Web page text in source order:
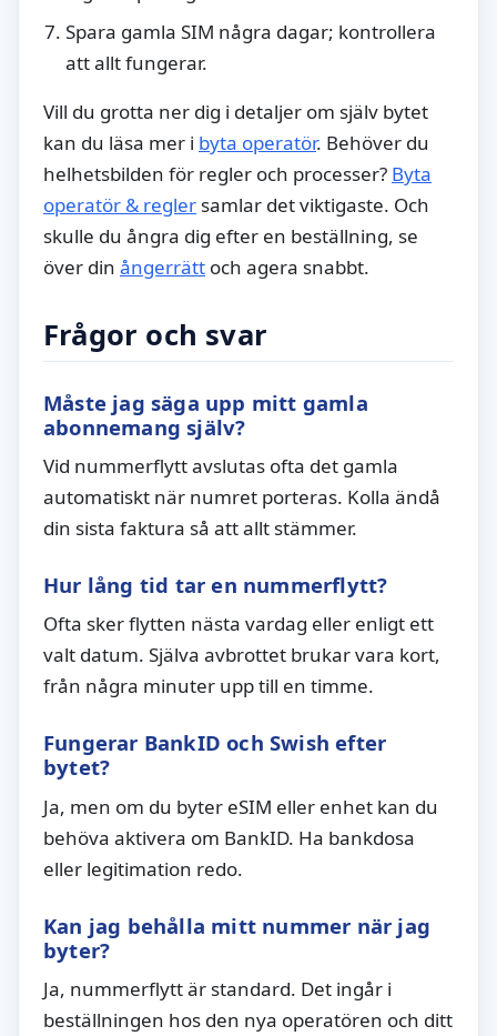
Spara gamla SIM några dagar; kontrollera
att allt fungerar.
Vill du grotta ner dig i detaljer om själv bytet
kan du läsa mer i byta operatör. Behöver du
helhetsbilden för regler och processer? Byta
operatör & regler samlar det viktigaste. Och
skulle du ångra dig efter en beställning, se
över din ångerrätt och agera snabbt.
Frågor och svar
Måste jag säga upp mitt gamla
abonnemang själv?
Vid nummerflytt avslutas ofta det gamla
automatiskt när numret porteras. Kolla ändå
din sista faktura så att allt stämmer.
Hur lång tid tar en nummerflytt?
Ofta sker flytten nästa vardag eller enligt ett
valt datum. Själva avbrottet brukar vara kort,
från några minuter upp till en timme.
Fungerar BankID och Swish efter
bytet?
Ja, men om du byter eSIM eller enhet kan du
behöva aktivera om BankID. Ha bankdosa
eller legitimation redo.
Kan jag behålla mitt nummer när jag
byter?
Ja, nummerflytt är standard. Det ingår i
beställningen hos den nya operatören och ditt